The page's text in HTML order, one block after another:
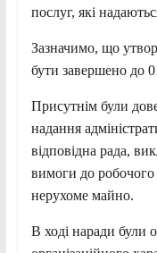
послуг, які
Зазначимо, що
бути завершено до
Присутнім були
надання
відповідна рада,
вимоги до робочого
нерухоме майно.
В ході наради були